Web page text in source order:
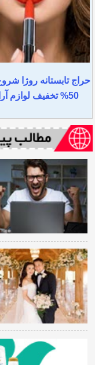
حراج تابستانه روژا
50% تخفیف لوازم آرایشی